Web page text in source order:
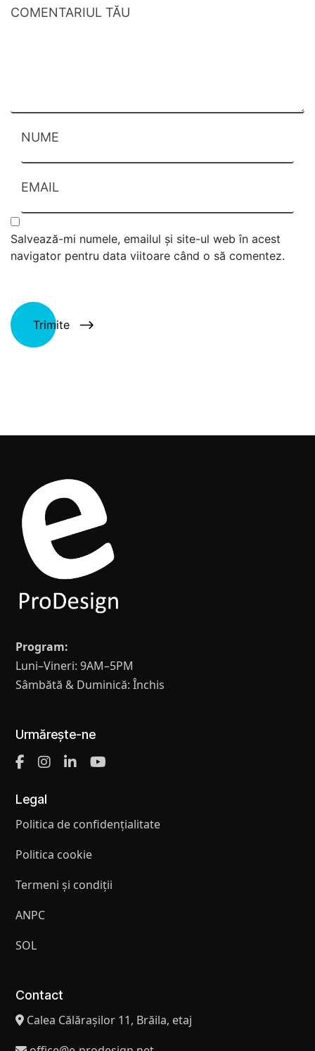
COMENTARIUL TĂU
NUME
EMAIL
Salvează-mi numele, emailul și site-ul web în acest
navigator pentru data viitoare când o să comentez.
Trimite
Program:
Luni–Vineri: 9AM–5PM
Sâmbătă & Duminică: Închis
Urmărește-ne
Legal
Politica de confidențialitate
Politica cookie
Termeni și condiții
ANPC
SOL
Contact
Calea Călărașilor 11, Brăila, etaj